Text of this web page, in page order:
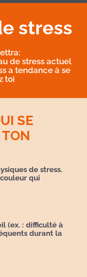
stress
de stress actuel
a tendance à se
toi
SE
de stress.
qui
(ex. : difficulté à
durant la